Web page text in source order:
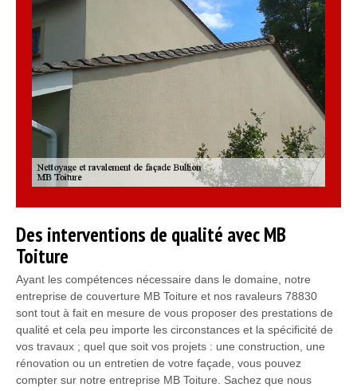
Des interventions de qualité avec MB
Toiture
Ayant les compétences nécessaire dans le domaine, notre
entreprise de couverture MB Toiture et nos ravaleurs 78830
sont tout à fait en mesure de vous proposer des prestations de
qualité et cela peu importe les circonstances et la spécificité de
vos travaux ; quel que soit vos projets : une construction, une
rénovation ou un entretien de votre façade, vous pouvez
compter sur notre entreprise MB Toiture. Sachez que nous